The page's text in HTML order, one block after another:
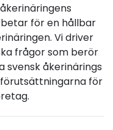
för en hållbar
Vi driver
frågor som berör
åkerinärings
för